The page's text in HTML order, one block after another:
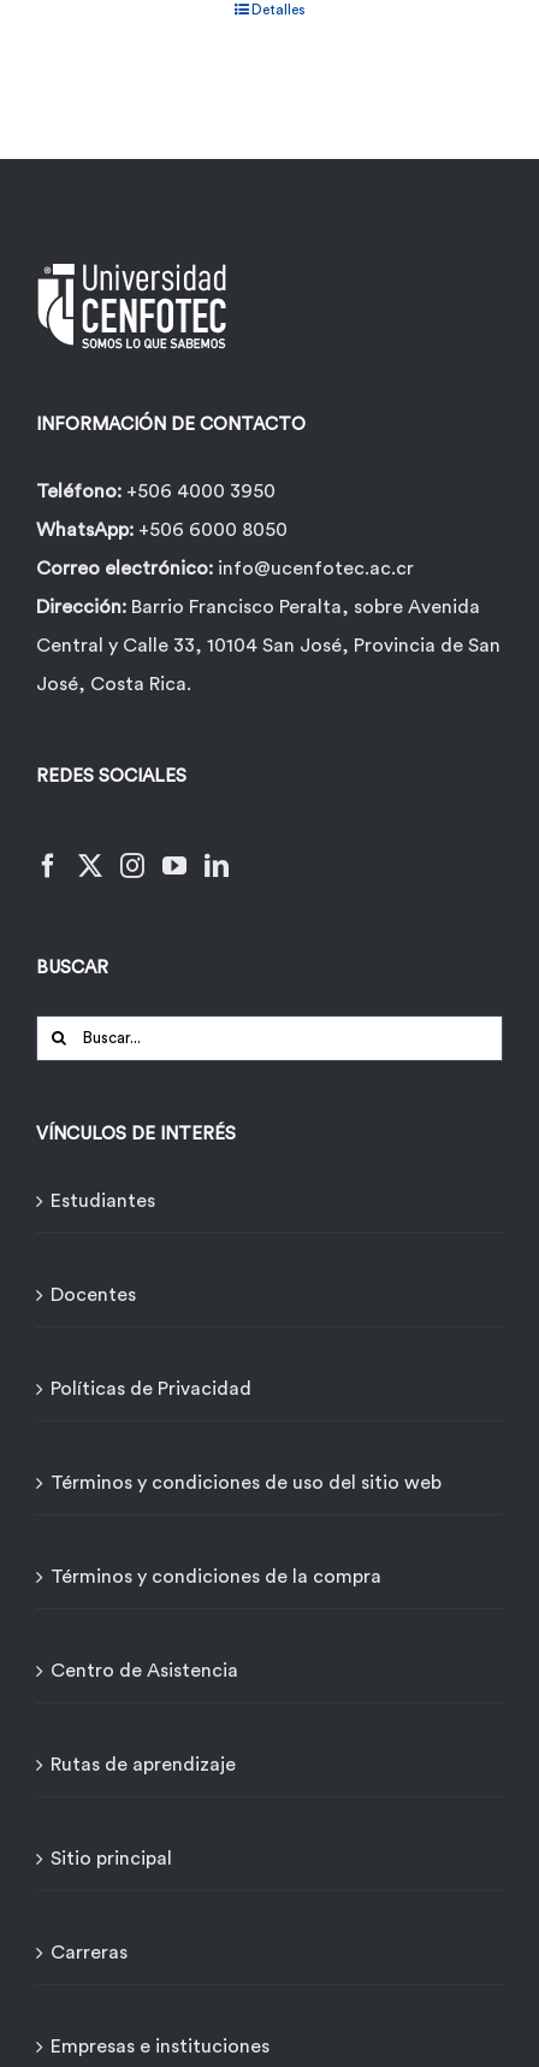
Detalles
INFORMACIÓN DE CONTACTO
Teléfono: +506 4000 3950
WhatsApp: +506 6000 8050
Correo electrónico: info@ucenfotec.ac.cr
Dirección: Barrio Francisco Peralta, sobre Avenida
Central y Calle 33, 10104 San José, Provincia de San
José, Costa Rica.
REDES SOCIALES
BUSCAR
Buscar:
VÍNCULOS DE INTERÉS
Estudiantes
Docentes
Políticas de Privacidad
Términos y condiciones de uso del sitio web
Términos y condiciones de la compra
Centro de Asistencia
Rutas de aprendizaje
Sitio principal
Carreras
Empresas e instituciones